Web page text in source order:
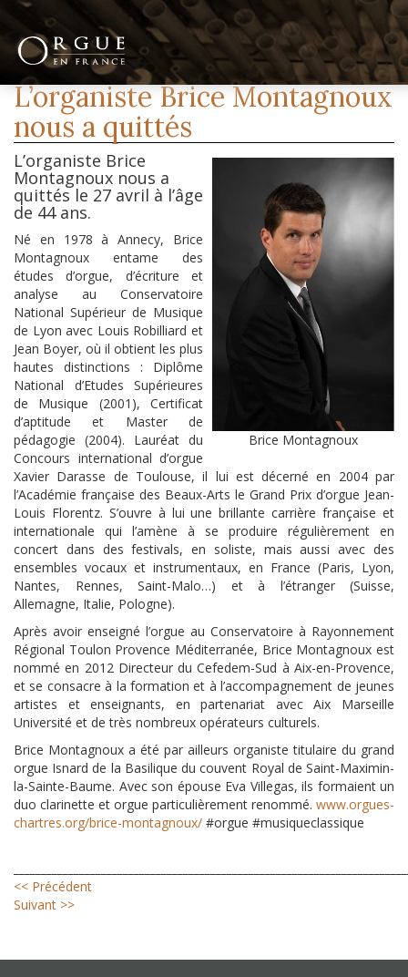
L’organiste Brice Montagnoux
nous a quittés
Brice Montagnoux
L’organiste Brice
Montagnoux nous a
quittés le 27 avril à l’âge
de 44 ans.
Né en 1978 à Annecy, Brice
Montagnoux entame des
études d’orgue, d’écriture et
analyse au Conservatoire
National Supérieur de Musique
de Lyon avec Louis Robilliard et
Jean Boyer, où il obtient les plus
hautes distinctions : Diplôme
National d’Etudes Supérieures
de Musique (2001), Certificat
d’aptitude et Master de
pédagogie (2004). Lauréat du
Concours international d’orgue
Xavier Darasse de Toulouse, il lui est décerné en 2004 par
l’Académie française des Beaux-Arts le Grand Prix d’orgue Jean-
Louis Florentz. S’ouvre à lui une brillante carrière française et
internationale qui l’amène à se produire régulièrement en
concert dans des festivals, en soliste, mais aussi avec des
ensembles vocaux et instrumentaux, en France (Paris, Lyon,
Nantes, Rennes, Saint-Malo…) et à l’étranger (Suisse,
Allemagne, Italie, Pologne).
Après avoir enseigné l’orgue au Conservatoire à Rayonnement
Régional Toulon Provence Méditerranée, Brice Montagnoux est
nommé en 2012 Directeur du Cefedem-Sud à Aix-en-Provence,
et se consacre à la formation et à l’accompagnement de jeunes
artistes et enseignants, en partenariat avec Aix Marseille
Université et de très nombreux opérateurs culturels.
Brice Montagnoux a été par ailleurs organiste titulaire du grand
orgue Isnard de la Basilique du couvent Royal de Saint-Maximin-
la-Sainte-Baume. Avec son épouse Eva Villegas, ils formaient un
duo clarinette et orgue particulièrement renommé. www.orgues-
chartres.org/brice-montagnoux/ #orgue #musiqueclassique
<< Précédent
Suivant >>